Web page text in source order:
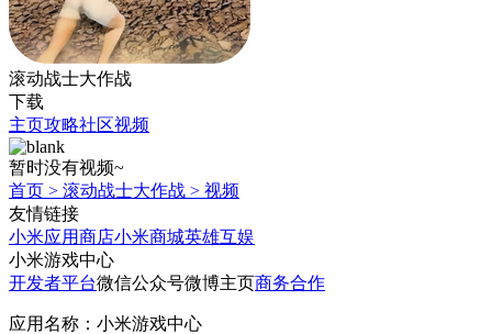
滚动战士大作战
下载
主页攻略社区视频
暂时没有视频~
首页 > 滚动战士大作战 > 视频
友情链接
小米应用商店小米商城英雄互娱
小米游戏中心
开发者平台微信公众号微博主页商务合作
应用名称：小米游戏中心